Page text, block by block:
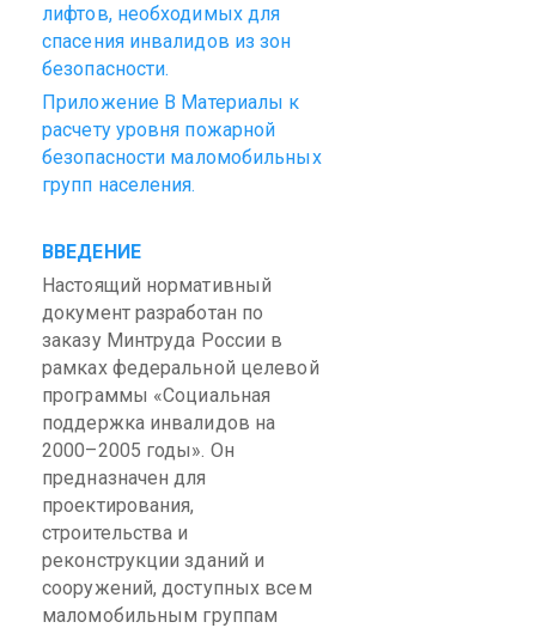
лифтов, необходимых для
спасения инвалидов из зон
безопасности.
Приложение В Материалы к
расчету уровня пожарной
безопасности маломобильных
групп населения.
ВВЕДЕНИЕ
Настоящий нормативный
документ разработан по
заказу Минтруда России в
рамках федеральной целевой
программы «Социальная
поддержка инвалидов на
2000–2005 годы». Он
предназначен для
проектирования,
строительства и
реконструкции зданий и
сооружений, доступных всем
маломобильным группам